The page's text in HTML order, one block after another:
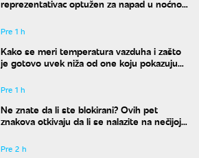
reprezentativac optužen za napad u noćnom
Pre 1 h
Kako se meri temperatura vazduha i zašto
je gotovo uvek niža od one koju pokazuju
Pre 1 h
Ne znate da li ste blokirani? Ovih pet
znakova otkivaju da li se nalazite na nečijoj
Pre 2 h